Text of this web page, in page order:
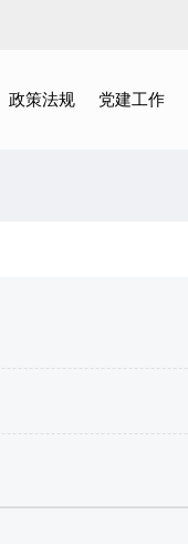
政策法规 党建工作